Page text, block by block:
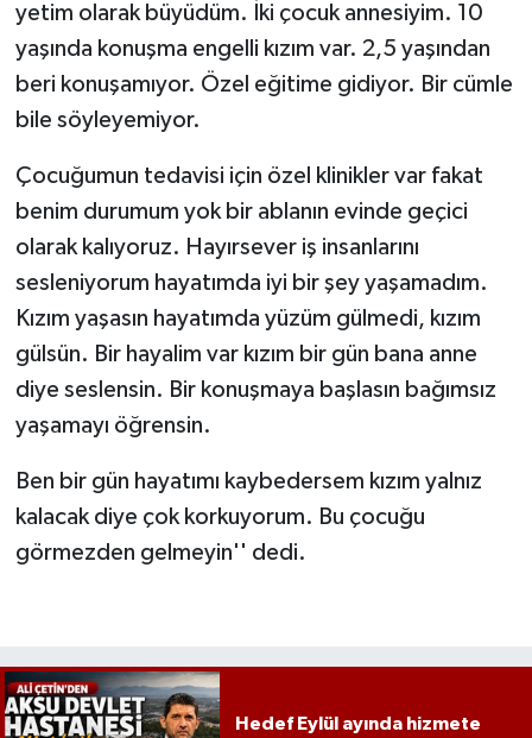
yetim olarak büyüdüm. İki çocuk annesiyim. 10
yaşında konuşma engelli kızım var. 2,5 yaşından
beri konuşamıyor. Özel eğitime gidiyor. Bir cümle
bile söyleyemiyor.
Çocuğumun tedavisi için özel klinikler var fakat
benim durumum yok bir ablanın evinde geçici
olarak kalıyoruz. Hayırsever iş insanlarını
sesleniyorum hayatımda iyi bir şey yaşamadım.
Kızım yaşasın hayatımda yüzüm gülmedi, kızım
gülsün. Bir hayalim var kızım bir gün bana anne
diye seslensin. Bir konuşmaya başlasın bağımsız
yaşamayı öğrensin.
Ben bir gün hayatımı kaybedersem kızım yalnız
kalacak diye çok korkuyorum. Bu çocuğu
görmezden gelmeyin'' dedi.
Hedef Eylül ayında hizmete